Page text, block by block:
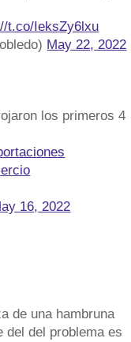
t.co/IeksZy6lxu
May 22, 2022
los primeros 4
16, 2022
de una hambruna
del del problema es